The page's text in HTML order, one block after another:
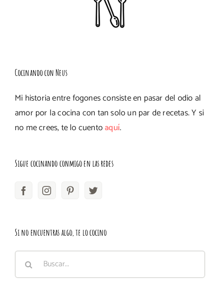
Cocinando con Neus
Mi historia entre fogones consiste en pasar del odio al
amor por la cocina con tan solo un par de recetas. Y si
no me crees, te lo cuentoaquí.
Sigue cocinando conmigo en las redes
Si no encuentras algo, te lo cocino